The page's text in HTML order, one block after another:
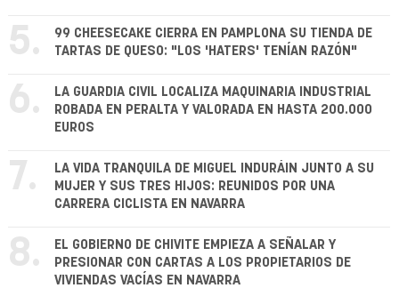
5.
99 CHEESECAKE CIERRA EN PAMPLONA SU TIENDA DE
TARTAS DE QUESO: "LOS 'HATERS' TENÍAN RAZÓN"
6.
LA GUARDIA CIVIL LOCALIZA MAQUINARIA INDUSTRIAL
ROBADA EN PERALTA Y VALORADA EN HASTA 200.000
EUROS
7.
LA VIDA TRANQUILA DE MIGUEL INDURÁIN JUNTO A SU
MUJER Y SUS TRES HIJOS: REUNIDOS POR UNA
CARRERA CICLISTA EN NAVARRA
8.
EL GOBIERNO DE CHIVITE EMPIEZA A SEÑALAR Y
PRESIONAR CON CARTAS A LOS PROPIETARIOS DE
VIVIENDAS VACÍAS EN NAVARRA